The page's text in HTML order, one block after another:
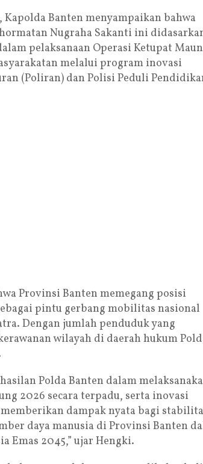
Banten menyampaikan bahwa
Nugraha Sakanti ini
pelaksanaan Operasi Ketupat
melalui program inovasi
(Poliran) dan Polisi Peduli
Provinsi Banten memegang posisi
pintu gerbang mobilitas nasional
Dengan jumlah penduduk yang
wilayah di daerah hukum
Polda Banten dalam
2026 secara terpadu, serta inovasi
dampak nyata bagi
daya manusia di Provinsi Banten
Emas 2045,” ujar Hengki.